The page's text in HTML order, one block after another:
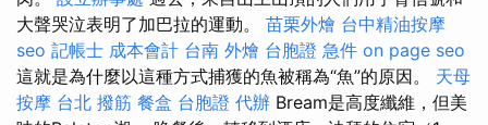
大聲哭泣表明了加巴拉的運動。 苗栗外燴 台中精油按摩
seo 記帳士 成本會計 台南 外燴 台胞證 急件 on page seo
這就是為什麼以這種方式捕獲的魚被稱為“魚”的原因。 天母
按摩 台北 撥筋 餐盒 台胞證 代辦 Bream是高度纖維，但美